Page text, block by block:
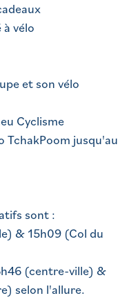
vélo
et son vélo
Cyclisme
TchakPoom jusqu'au
sont :
& 15h09 (Col du
(centre-ville) &
selon l'allure.